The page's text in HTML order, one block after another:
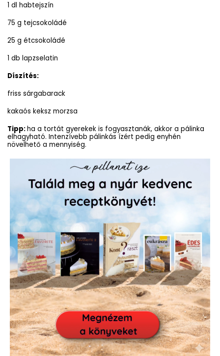
1 dl habtejszín
75 g tejcsokoládé
25 g étcsokoládé
1 db lapzselatin
Díszítés:
friss sárgabarack
kakaós keksz morzsa
Tipp:ha a tortát gyerekek is fogyasztanák, akkor a pálinka
elhagyható. Intenzívebb pálinkás ízért pedig enyhén
növelhető a mennyiség.